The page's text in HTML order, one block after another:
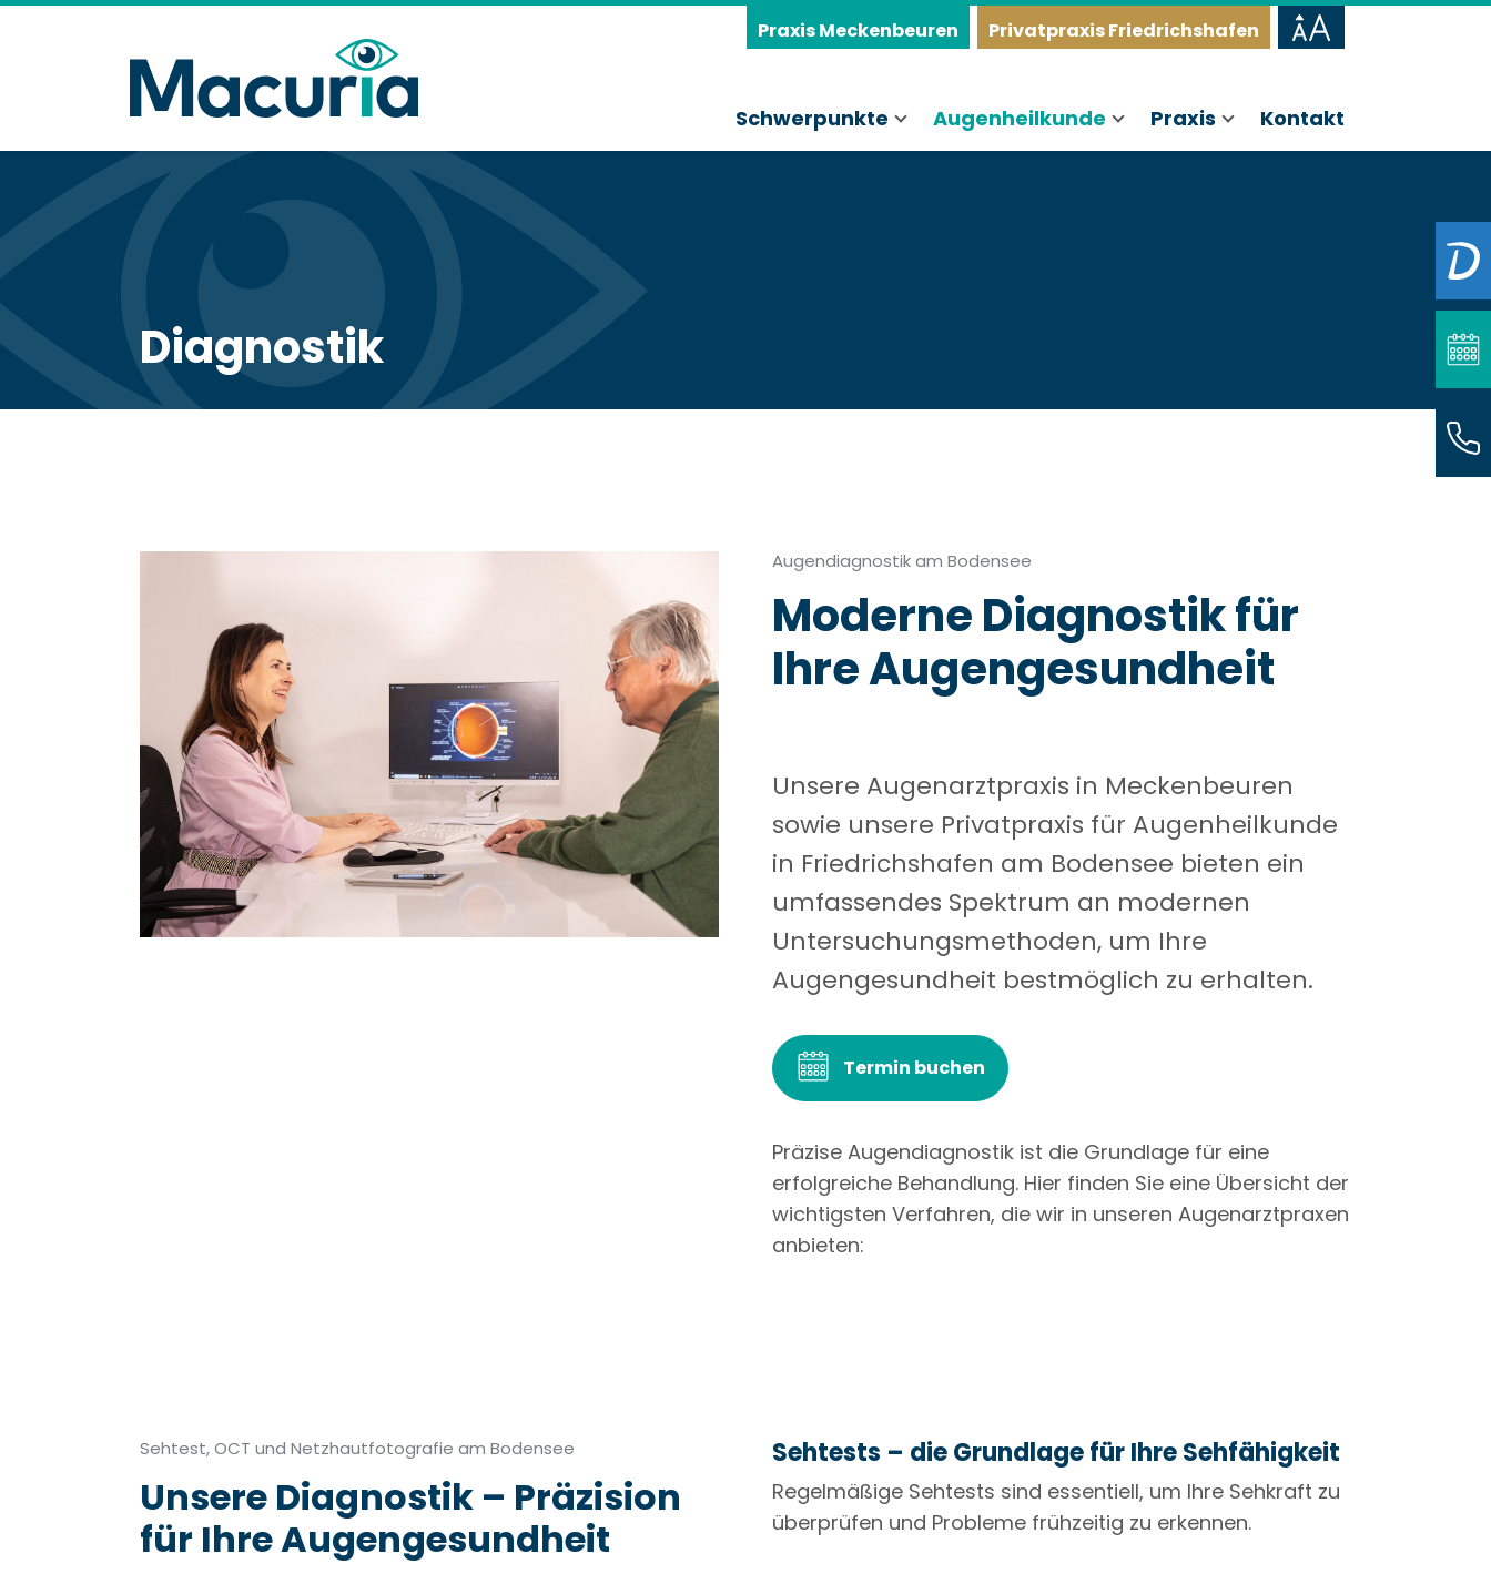
Praxis Meckenbeuren Privatpraxis Friedrichshafen
Schwerpunkte Augenheilkunde Praxis Kontakt
Diagnostik
Augendiagnostik am Bodensee
Moderne Diagnostik für
Ihre Augengesundheit
Unsere Augenarztpraxis in Meckenbeuren
sowie unsere Privatpraxis für Augenheilkunde
in Friedrichshafen am Bodensee bieten ein
umfassendes Spektrum an modernen
Untersuchungsmethoden, um Ihre
Augengesundheit bestmöglich zu erhalten.
Termin buchen
Präzise Augendiagnostik ist die Grundlage für eine
erfolgreiche Behandlung. Hier finden Sie eine Übersicht der
wichtigsten Verfahren, die wir in unseren Augenarztpraxen
anbieten:
Sehtest, OCT und Netzhautfotografie am Bodensee
Unsere Diagnostik – Präzision
für Ihre Augengesundheit
Sehtests – die Grundlage für Ihre Sehfähigkeit
Regelmäßige Sehtests sind essentiell, um Ihre Sehkraft zu
überprüfen und Probleme frühzeitig zu erkennen.